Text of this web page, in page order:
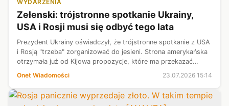
WYDARZENIA
Zełenski: trójstronne spotkanie Ukrainy,
USA i Rosji musi się odbyć tego lata
Prezydent Ukrainy oświadczył, że trójstronne spotkanie z USA
i Rosją "trzeba" zorganizować do jesieni. Strona amerykańska
otrzymała już od Kijowa propozycje, które ma przekazać
Moskwie.
Onet Wiadomości 23.07.2026 15:14